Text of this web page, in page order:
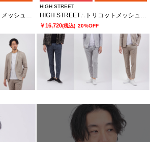
HIGH STREET
￥16,720(税込) 20%OFF